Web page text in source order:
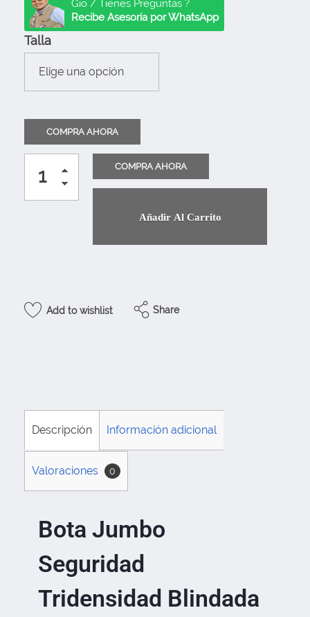
Gio / Tienes Preguntas ?
Recibe Asesoría por WhatsApp
Talla
Añadir Al Carrito
Add to wishlist Share
Descripción Información adicional
Valoraciones 0
Bota Jumbo
Seguridad
Tridensidad Blindada